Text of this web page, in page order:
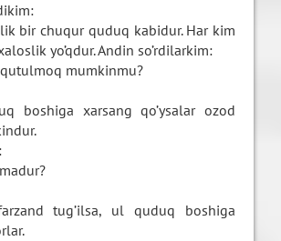
bir chuqur quduq kabidur. Har kim
yo’qdur. Andin so’rdilarkim:
mumkinmu?
boshiga xarsang qo’ysalar ozod
tug’ilsa, ul quduq boshiga